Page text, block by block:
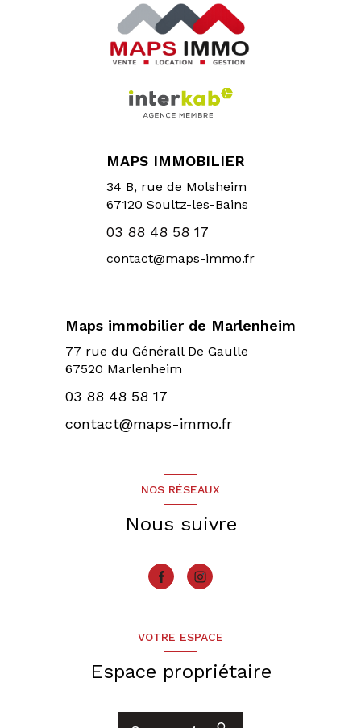
MAPS IMMOBILIER
34 B, rue de Molsheim
67120 Soultz-les-Bains
03 88 48 58 17
contact@maps-immo.fr
Maps immobilier de Marlenheim
77 rue du Générall De Gaulle
67520 Marlenheim
03 88 48 58 17
contact@maps-immo.fr
NOS RÉSEAUX
Nous suivre
VOTRE ESPACE
Espace propriétaire